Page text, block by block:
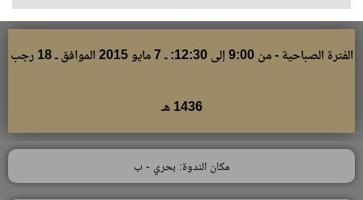
الفترة الصباحية - من 9:00 إلى 12:30: ـ 7 مايو 2015 الموافق ـ 18 رجب
1436 هـ
مكان الندوة: بحري - ب